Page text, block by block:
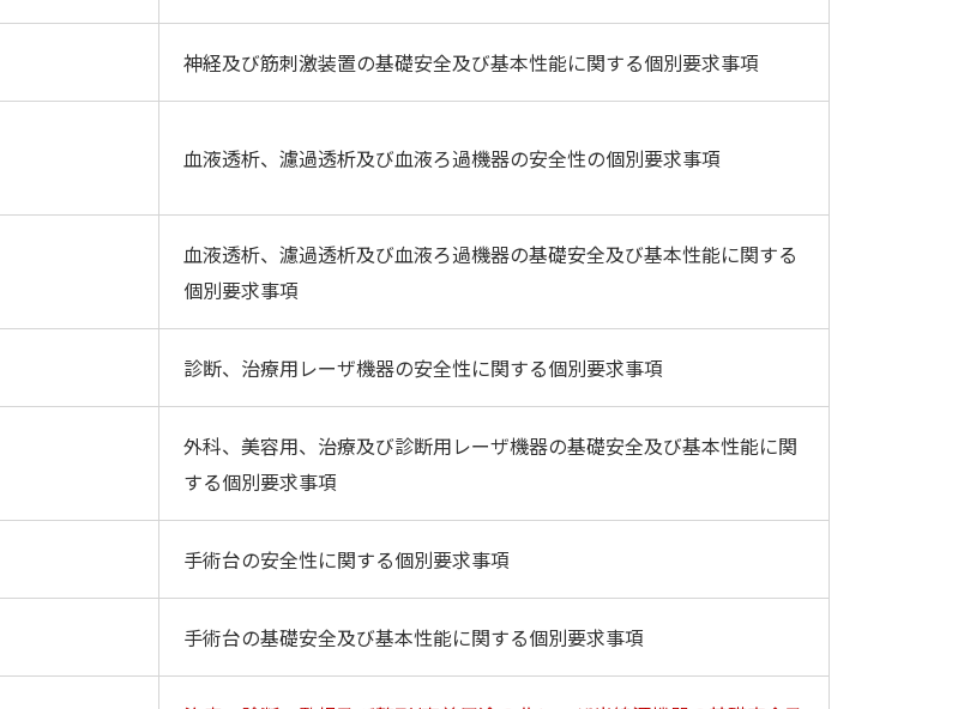
神経及び筋刺激装置の基礎安全及び基本性能に関する個別要求事項
血液透析、濾過透析及び血液ろ過機器の安全性の個別要求事項
血液透析、濾過透析及び血液ろ過機器の基礎安全及び基本性能に関する
個別要求事項
診断、治療用レーザ機器の安全性に関する個別要求事項
外科、美容用、治療及び診断用レーザ機器の基礎安全及び基本性能に関
する個別要求事項
手術台の安全性に関する個別要求事項
手術台の基礎安全及び基本性能に関する個別要求事項